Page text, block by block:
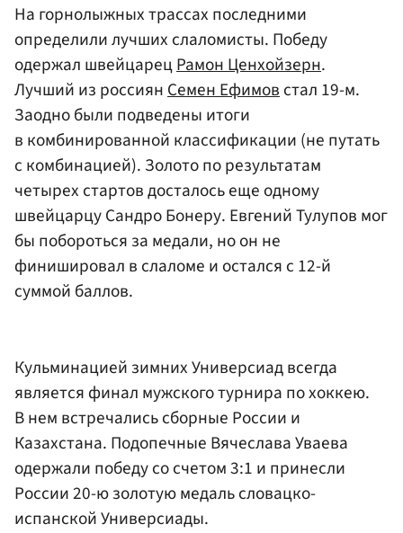
На горнолыжных трассах последними
определили лучших слаломисты. Победу
одержал швейцарецРамон Ценхойзерн.
Лучший из россиян Семен Ефимов стал 19-м.
Заодно были подведены итоги
в комбинированной классификации (не путать
с комбинацией). Золото по результатам
четырех стартов досталось еще одному
швейцарцу Сандро Бонеру. Евгений Тулупов мог
бы побороться за медали, но он не
финишировал в слаломе и остался с 12-й
суммой баллов.
Кульминацией зимних Универсиад всегда
является финал мужского турнира по хоккею.
В нем встречались сборные России и
Казахстана. Подопечные Вячеслава Уваева
одержали победу со счетом 3:1 и принесли
России 20-ю золотую медаль словацко-
испанской Универсиады.